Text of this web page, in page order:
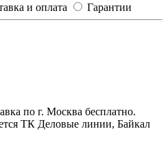
и оплата Гарантии
по г. Москва бесплатно.
ТК Деловые линии, Байкал